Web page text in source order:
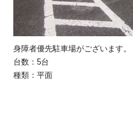
身障者優先駐車場がございます。
台数：5台
種類：平面